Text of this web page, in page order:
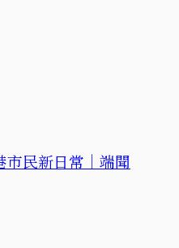
市民新日常｜端聞